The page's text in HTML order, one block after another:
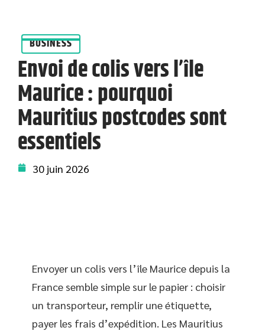
BUSINESS
Envoi de colis vers l’île
Maurice : pourquoi
Mauritius postcodes sont
essentiels
30 juin 2026
Envoyer un colis vers l’île Maurice depuis la
France semble simple sur le papier : choisir
un transporteur, remplir une étiquette,
payer les frais d’expédition. Les Mauritius